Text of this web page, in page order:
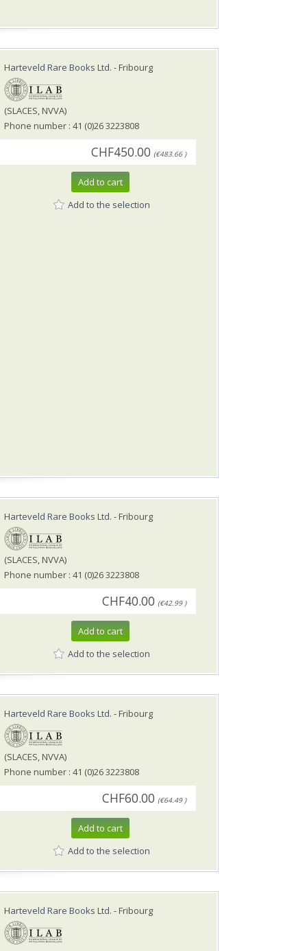
Harteveld Rare Books Ltd. - Fribourg
(SLACES, NVVA)
Phone number : 41 (0)26 3223808
CHF450.00 (€483.66 )
Add to cart
Add to the selection
Harteveld Rare Books Ltd. - Fribourg
(SLACES, NVVA)
Phone number : 41 (0)26 3223808
CHF40.00 (€42.99 )
Add to cart
Add to the selection
Harteveld Rare Books Ltd. - Fribourg
(SLACES, NVVA)
Phone number : 41 (0)26 3223808
CHF60.00 (€64.49 )
Add to cart
Add to the selection
Harteveld Rare Books Ltd. - Fribourg